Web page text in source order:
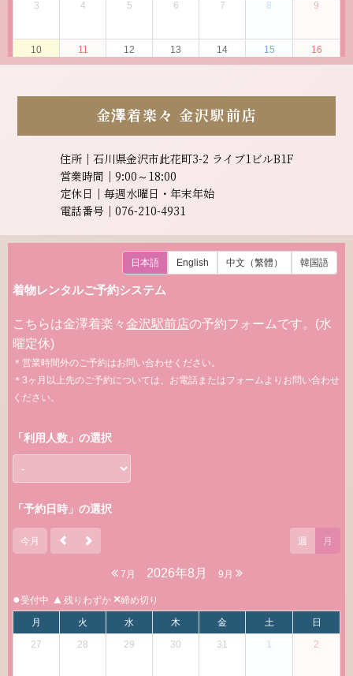
金澤着楽々 金沢駅前店
住所｜石川県金沢市此花町3-2 ライブ1ビルB1F
営業時間｜9:00～18:00
定休日｜毎週水曜日・年末年始
電話番号｜076-210-4931